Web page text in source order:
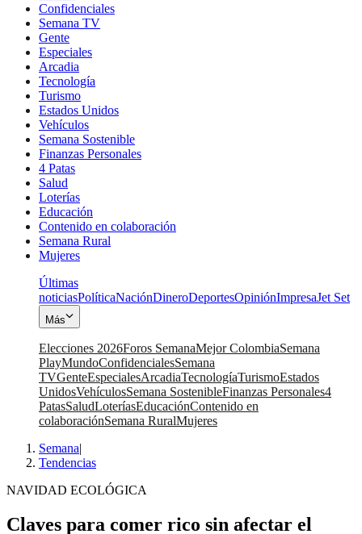
Confidenciales
Semana TV
Gente
Especiales
Arcadia
Tecnología
Turismo
Estados Unidos
Vehículos
Semana Sostenible
Finanzas Personales
4 Patas
Salud
Loterías
Educación
Contenido en colaboración
Semana Rural
Mujeres
Últimas
noticiasPolíticaNaciónDineroDeportesOpiniónImpresaJet Set
Más
Elecciones 2026Foros SemanaMejor ColombiaSemana
PlayMundoConfidencialesSemana
TVGenteEspecialesArcadiaTecnologíaTurismoEstados
UnidosVehículosSemana SostenibleFinanzas Personales4
PatasSaludLoteríasEducaciónContenido en
colaboraciónSemana RuralMujeres
Semana|
Tendencias
NAVIDAD ECOLÓGICA
Claves para comer rico sin afectar el